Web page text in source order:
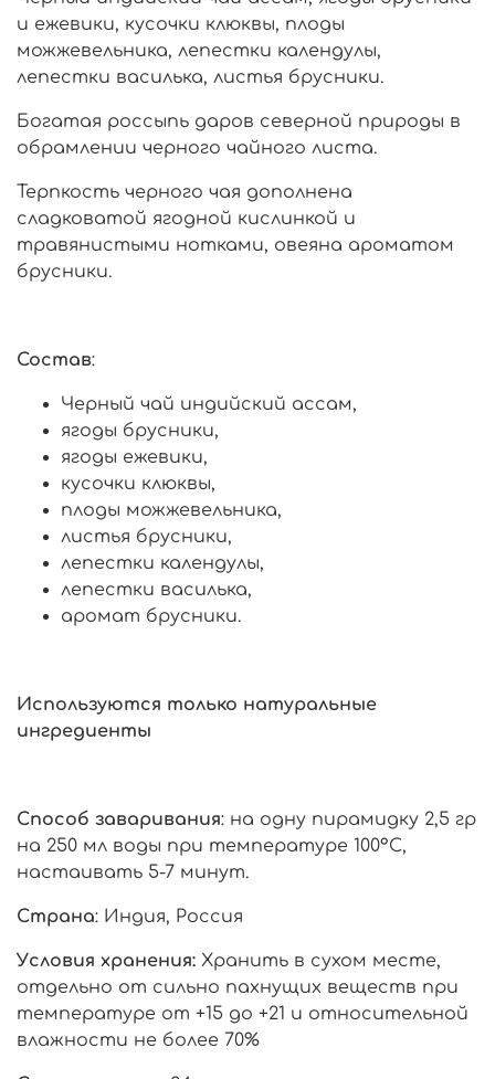
и ежевики, кусочки клюквы, плоды
можжевельника, лепестки календулы,
лепестки василька, листья брусники.
Богатая россыпь даров северной природы в
обрамлении черного чайного листа.
Терпкость черного чая дополнена
сладковатой ягодной кислинкой и
травянистыми нотками, овеяна ароматом
брусники.
Состав:
Черный чай индийский ассам,
ягоды брусники,
ягоды ежевики,
кусочки клюквы,
плоды можжевельника,
листья брусники,
лепестки календулы,
лепестки василька,
аромат брусники.
Используются только натуральные
ингредиенты
Способ заваривания: на одну пирамидку 2,5 гр
на 250 мл воды при температуре 100°С,
настаивать 5-7 минут.
Страна: Индия, Россия
Условия хранения: Хранить в сухом месте,
отдельно от сильно пахнущих веществ при
температуре от +15 до +21 и относительной
влажности не более 70%